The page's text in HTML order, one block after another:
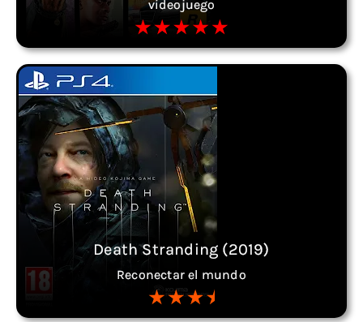
videojuego
Death Stranding (2019)
Reconectar el mundo